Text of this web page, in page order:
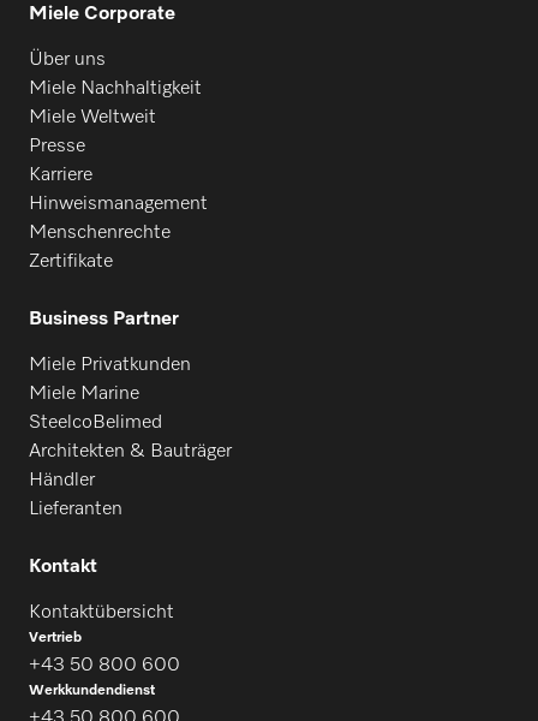
Miele Corporate
Über uns
Miele Nachhaltigkeit
Miele Weltweit
Presse
Karriere
Hinweismanagement
Menschenrechte
Zertifikate
Business Partner
Miele Privatkunden
Miele Marine
SteelcoBelimed
Architekten & Bauträger
Händler
Lieferanten
Kontakt
Kontaktübersicht
Vertrieb
+43 50 800 600
Werkkundendienst